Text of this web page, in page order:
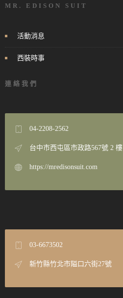
MR. EDISON SUIT
活動消息
西裝時事
連絡我們
04-2208-2562
台中市西屯區市政路567號 2 樓
https://mredisonsuit.com
03-6673502
新竹縣竹北市隘口六街27號